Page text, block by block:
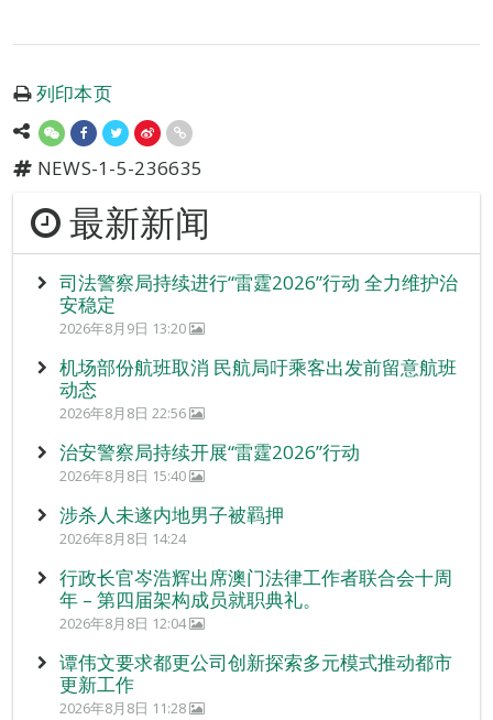
列印本页
NEWS-1-5-236635
最新新闻
司法警察局持续进行“雷霆2026”行动 全力维护治
安稳定
2026年8月9日 13:20
机场部份航班取消 民航局吁乘客出发前留意航班
动态
2026年8月8日 22:56
治安警察局持续开展“雷霆2026”行动
2026年8月8日 15:40
涉杀人未遂内地男子被羁押
2026年8月8日 14:24
行政长官岑浩辉出席澳门法律工作者联合会十周
年 – 第四届架构成员就职典礼。
2026年8月8日 12:04
谭伟文要求都更公司创新探索多元模式推动都市
更新工作
2026年8月8日 11:28